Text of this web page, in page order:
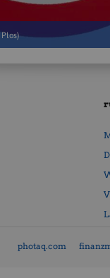
photaq.com